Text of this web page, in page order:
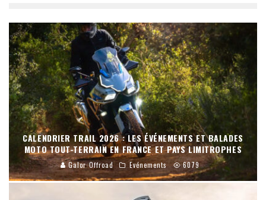
CALENDRIER TRAIL 2026 : LES ÉVÉNEMENTS ET BALADES
MOTO TOUT-TERRAIN EN FRANCE ET PAYS LIMITROPHES
Galor Offroad Evénements 6079